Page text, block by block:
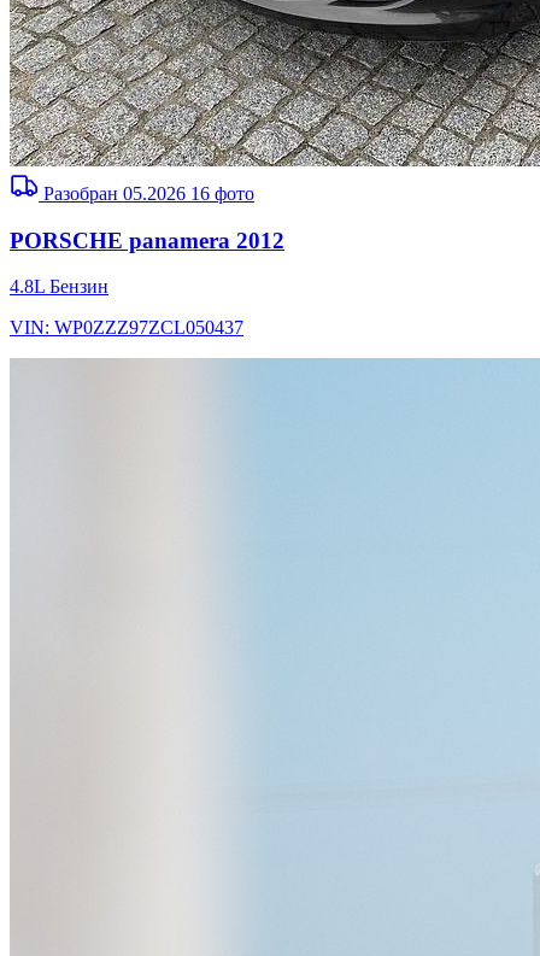
Разобран 05.2026 16 фото
PORSCHE panamera 2012
4.8L Бензин
VIN: WP0ZZZ97ZCL050437